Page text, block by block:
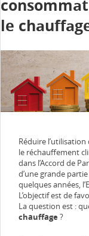
Calculez le
le
Réduire
le réchauffement
dans l’Accord de
d’une grande
quelques années,
L’objectif est de
La question est :
chauffage ?